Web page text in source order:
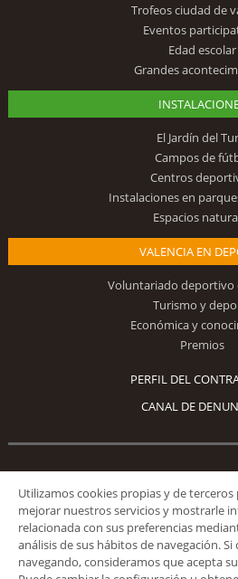
Trofeos ciudad de
Eventos
Edad escolar
Grandes
El Jardín del
Campos de
Centros
Instalaciones en
Espacios
VALENCIA EN
Voluntariado deportivo
Turismo y
Económica y
Premios
PERFIL DEL
CANAL DE
Utilizamos cookies propias y de terceros
mejorar nuestros servicios y mostrarle
relacionada con sus preferencias
análisis de sus hábitos de navegación.
navegando, consideramos que acepta